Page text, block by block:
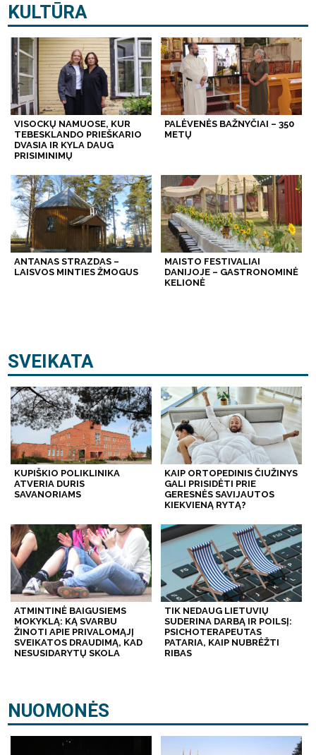
KULTŪRA
VISOCKŲ NAMUOSE, KUR
TEBESKLANDO PRIEŠKARIO
DVASIA IR KYLA DAUG
PRISIMINIMŲ
PALĖVENĖS BAŽNYČIAI – 350
METŲ
ANTANAS STRAZDAS –
LAISVOS MINTIES ŽMOGUS
MAISTO FESTIVALIAI
DANIJOJE – GASTRONOMINĖ
KELIONĖ
SVEIKATA
KUPIŠKIO POLIKLINIKA
ATVERIA DURIS
SAVANORIAMS
KAIP ORTOPEDINIS ČIUŽINYS
GALI PRISIDĖTI PRIE
GERESNĖS SAVIJAUTOS
KIEKVIENĄ RYTĄ?
ATMINTINĖ BAIGUSIEMS
MOKYKLĄ: KĄ SVARBU
ŽINOTI APIE PRIVALOMĄJĮ
SVEIKATOS DRAUDIMĄ, KAD
NESUSIDARYTŲ SKOLA
TIK NEDAUG LIETUVIŲ
SUDERINA DARBĄ IR POILSĮ:
PSICHOTERAPEUTAS
PATARIA, KAIP NUBRĖŽTI
RIBAS
NUOMONĖS